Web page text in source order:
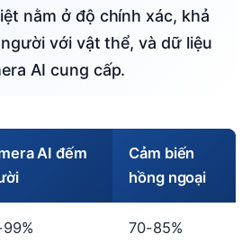
nằm ở độ chính xác, khả
với vật thể, và dữ liệu
AI cung cấp.
AI đếm
Cảm biến
hồng ngoại
70-85%